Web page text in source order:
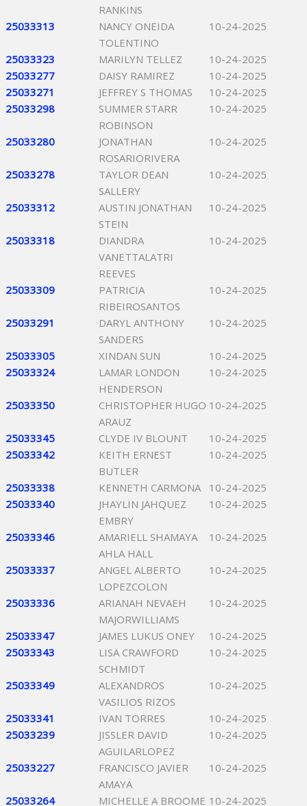
RANKINS
25033313
NANCY ONEIDA
TOLENTINO
10-24-2025
25033323 MARILYN TELLEZ
10-24-2025
25033277
DAISY RAMIREZ
10-24-2025
25033271
JEFFREY S THOMAS
10-24-2025
25033298
SUMMER STARR
ROBINSON
10-24-2025
25033280
JONATHAN
ROSARIORIVERA
10-24-2025
25033278
TAYLOR DEAN
SALLERY
10-24-2025
25033312
AUSTIN JONATHAN
STEIN
10-24-2025
25033318
DIANDRA
VANETTALATRI
REEVES
10-24-2025
25033309
PATRICIA
RIBEIROSANTOS
10-24-2025
25033291
DARYL ANTHONY
SANDERS
10-24-2025
25033305 XINDAN SUN
10-24-2025
25033324
LAMAR LONDON
HENDERSON
10-24-2025
25033350
CHRISTOPHER HUGO
ARAUZ
10-24-2025
25033345 CLYDE IV BLOUNT
10-24-2025
25033342
KEITH ERNEST
BUTLER
10-24-2025
25033338 KENNETH CARMONA
10-24-2025
25033340
JHAYLIN JAHQUEZ
EMBRY
10-24-2025
25033346
AMARIELL SHAMAYA
AHLA HALL
10-24-2025
25033337
ANGEL ALBERTO
LOPEZCOLON
10-24-2025
25033336
ARIANAH NEVAEH
MAJORWILLIAMS
10-24-2025
25033347 JAMES LUKUS ONEY
10-24-2025
25033343
LISA CRAWFORD
SCHMIDT
10-24-2025
25033349
ALEXANDROS
VASILIOS RIZOS
10-24-2025
25033341 IVAN TORRES
10-24-2025
25033239
JISSLER DAVID
AGUILARLOPEZ
10-24-2025
25033227
FRANCISCO JAVIER
AMAYA
10-24-2025
25033264 MICHELLE A BROOME 10-24-2025